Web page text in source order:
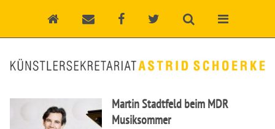
Martin Stadtfeld beim MDR
Musiksommer